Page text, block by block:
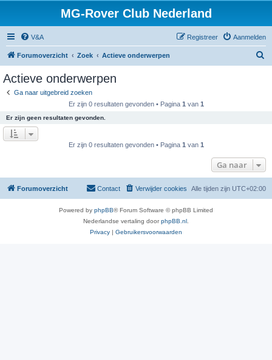
MG-Rover Club Nederland
V&A Aanmelden
Registreer
Forumoverzicht Zoek Actieve onderwerpen
Actieve onderwerpen
Ga naar uitgebreid zoeken
Er zijn 0 resultaten gevonden • Pagina 1 van 1
Er zijn geen resultaten gevonden.
Er zijn 0 resultaten gevonden • Pagina 1 van 1
Ga naar
Forumoverzicht Alle tijden zijn UTC+02:00
Verwijder cookies
Contact
Powered by phpBB® Forum Software © phpBB Limited
Nederlandse vertaling doorphpBB.nl
Privacy | Gebruikersvoorwaarden